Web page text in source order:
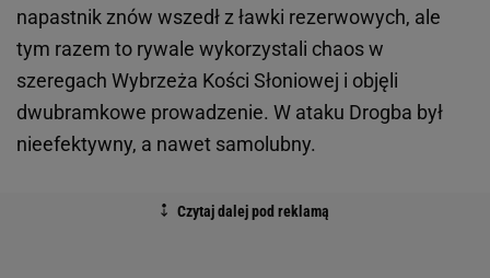
napastnik znów wszedł z ławki rezerwowych, ale
tym razem to rywale wykorzystali chaos w
szeregach Wybrzeża Kości Słoniowej i objęli
dwubramkowe prowadzenie. W ataku Drogba był
nieefektywny, a nawet samolubny.